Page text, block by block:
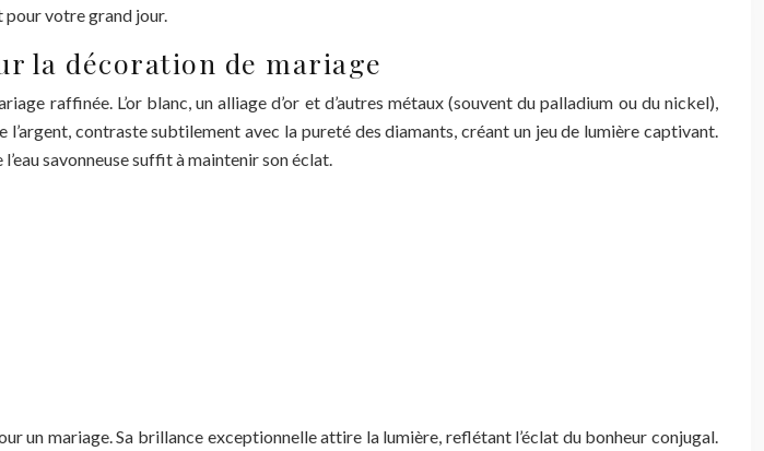
pour votre grand jour.
la décoration de mariage
raffinée. L’or blanc, un alliage d’or et d’autres métaux (souvent du palladium ou du nickel),
contraste subtilement avec la pureté des diamants, créant un jeu de lumière captivant.
savonneuse suffit à maintenir son éclat.
un mariage. Sa brillance exceptionnelle attire la lumière, reflétant l’éclat du bonheur conjugal.